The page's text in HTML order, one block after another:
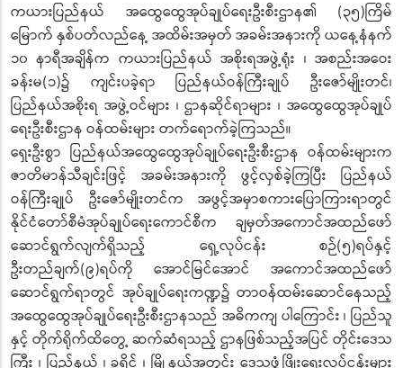
ကယားပြည်နယ် အထွေထွေအုပ်ချုပ်ရေးဦးစီးဌာန၏ (၃၅)ကြိမ်
မြောက် နှစ်ပတ်လည်နေ့ အထိမ်းအမှတ် အခမ်းအနားကို ယနေ့နံနက်
၁၀ နာရီအချိန်က ကယားပြည်နယ် အစိုးရအဖွဲ့ရုံး ၊ အစည်းအဝေး
ခန်းမ(၁)၌ ကျင်းပခဲ့ရာ ပြည်နယ်ဝန်ကြီးချုပ် ဦးဇော်မျိုးတင်၊
ပြည်နယ်အစိုးရ အဖွဲ့ဝင်များ ၊ ဌာနဆိုင်ရာများ ၊ အထွေထွေအုပ်ချုပ်
ရေးဦးစီးဌာန ဝန်ထမ်းများ တက်ရောက်ခဲ့ကြသည်။
ရှေးဦးစွာ ပြည်နယ်အထွေထွေအုပ်ချုပ်ရေးဦးစီးဌာန ဝန်ထမ်းများက
ဇာတိမာန်သီချင်းဖြင့် အခမ်းအနားကို ဖွင့်လှစ်ခဲ့ကြပြီး ပြည်နယ်
ဝန်ကြီးချုပ် ဦးဇော်မျိုးတင်က အဖွင့်အမှာစကားပြောကြားရာတွင်
နိုင်ငံတော်စီမံအုပ်ချုပ်ရေးကောင်စီက ချမှတ်အကောင်အထည်ဖော်
ဆောင်ရွက်လျက်ရှိသည့် ရှေ့လုပ်ငန်း စဉ်(၅)ရပ်နှင့်
ဦးတည်ချက်(၉)ရပ်ကို အောင်မြင်အောင် အကောင်အထည်ဖော်
ဆောင်ရွက်ရာတွင် အုပ်ချုပ်ရေးကဏ္ဍ၌ တာဝန်ထမ်းဆောင်နေသည့်
အထွေထွေအုပ်ချုပ်ရေးဦးစီးဌာနသည် အဓိကကျ ပါကြောင်း ၊ ပြည်သူ
နှင့် တိုက်ရိုက်ထိတွေ့ ဆက်ဆံရသည့် ဌာနဖြစ်သည့်အပြင် တိုင်းဒေသ
ကြီး ၊ ပြည်နယ် ၊ ခရိုင် ၊ မြို့နယ်အတွင်း ဒေသဖွံ့ဖြိုးရေးလုပ်ငန်းများ